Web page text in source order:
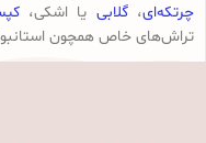
چرتکه‌ای،گلابی یا اشکی،
تراش‌های خاص همچون